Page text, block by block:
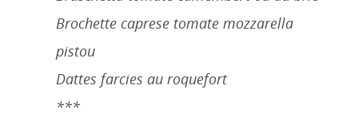
Brochette caprese tomate mozzarella
pistou
Dattes farcies au roquefort
***